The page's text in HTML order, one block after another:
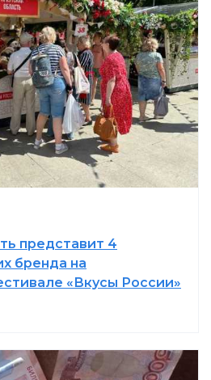
представит 4
бренда на
«Вкусы России»